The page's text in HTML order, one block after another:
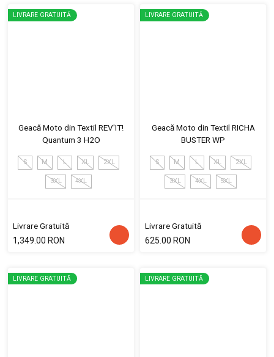
LIVRARE GRATUITĂ
Geacă Moto din Textil REV'IT!
Quantum 3 H2O
S M L XL 2XL
3XL 4XL
Livrare Gratuită
1,349.00 RON
LIVRARE GRATUITĂ
Geacă Moto din Textil RICHA
BUSTER WP
S M L XL 2XL
3XL 4XL 5XL
Livrare Gratuită
625.00 RON
LIVRARE GRATUITĂ LIVRARE GRATUITĂ